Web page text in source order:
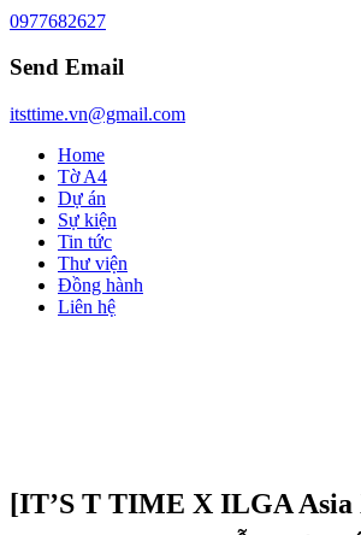
0977682627
Send Email
itsttime.vn@gmail.com
Home
Tờ A4
Dự án
Sự kiện
Tin tức
Thư viện
Đồng hành
Liên hệ
[IT’S T TIME X ILGA